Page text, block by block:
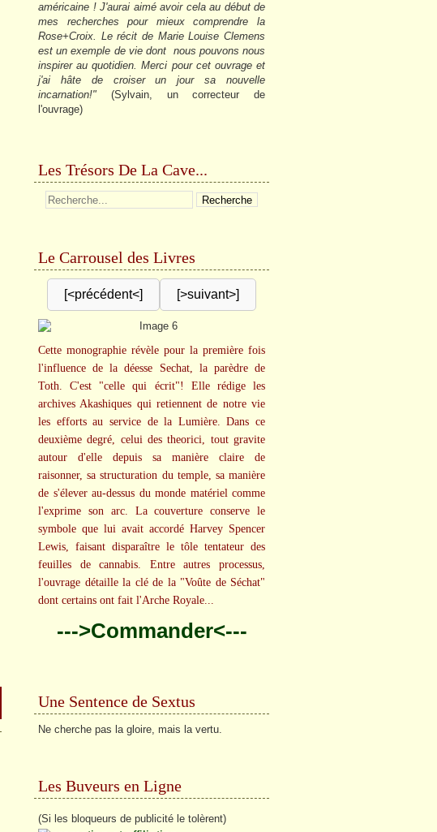
américaine ! J'aurai aimé avoir cela au début de
mes recherches pour mieux comprendre la
Rose+Croix. Le récit de Marie Louise Clemens
est un exemple de vie dont nous pouvons nous
inspirer au quotidien. Merci pour cet ouvrage et
j'ai hâte de croiser un jour sa nouvelle
incarnation!" (Sylvain, un correcteur de
l'ouvrage)
Les Trésors De La Cave...
Le Carrousel des Livres
[<précédent<] [>suivant>]
Cette monographie révèle pour la première fois
l'influence de la déesse Sechat, la parèdre de
Toth. C'est "celle qui écrit"! Elle rédige les
archives Akashiques qui retiennent de notre vie
les efforts au service de la Lumière. Dans ce
deuxième degré, celui des theorici, tout gravite
autour d'elle depuis sa manière claire de
raisonner, sa structuration du temple, sa manière
de s'élever au-dessus du monde matériel comme
l'exprime son arc. La couverture conserve le
symbole que lui avait accordé Harvey Spencer
Lewis, faisant disparaître le tôle tentateur des
feuilles de cannabis. Entre autres processus,
l'ouvrage détaille la clé de la "Voûte de Séchat"
dont certains ont fait l'Arche Royale...
--->Commander<---
Une Sentence de Sextus
Ne cherche pas la gloire, mais la vertu.
Les Buveurs en Ligne
(Si les bloqueurs de publicité le tolèrent)